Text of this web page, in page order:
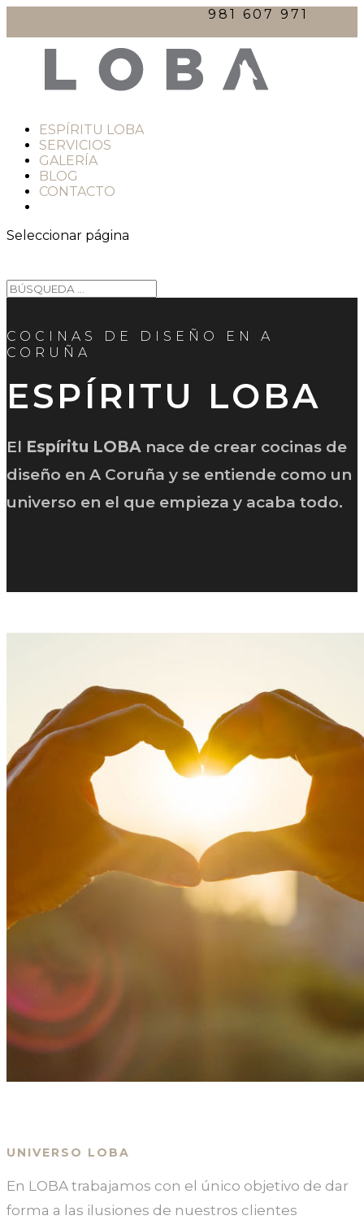
981 607 971
ESPÍRITU LOBA
SERVICIOS
GALERÍA
BLOG
CONTACTO
Seleccionar página
COCINAS DE DISEÑO EN A
CORUÑA
ESPÍRITU LOBA
El Espíritu LOBA nace de crear cocinas de
diseño en A Coruña y se entiende como un
universo en el que empieza y acaba todo.
UNIVERSO LOBA
En LOBA trabajamos con el único objetivo de dar
forma a las ilusiones de nuestros clientes